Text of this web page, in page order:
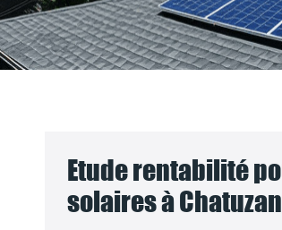
Etude rentabilité
solaires à